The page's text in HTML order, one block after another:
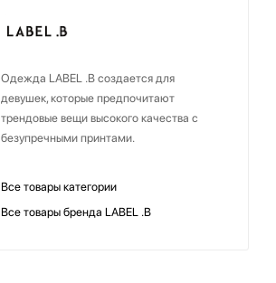
Одежда LABEL .B создается для
девушек, которые предпочитают
трендовые вещи высокого качества с
безупречными принтами.
Все товары категории
Все товары бренда LABEL .B